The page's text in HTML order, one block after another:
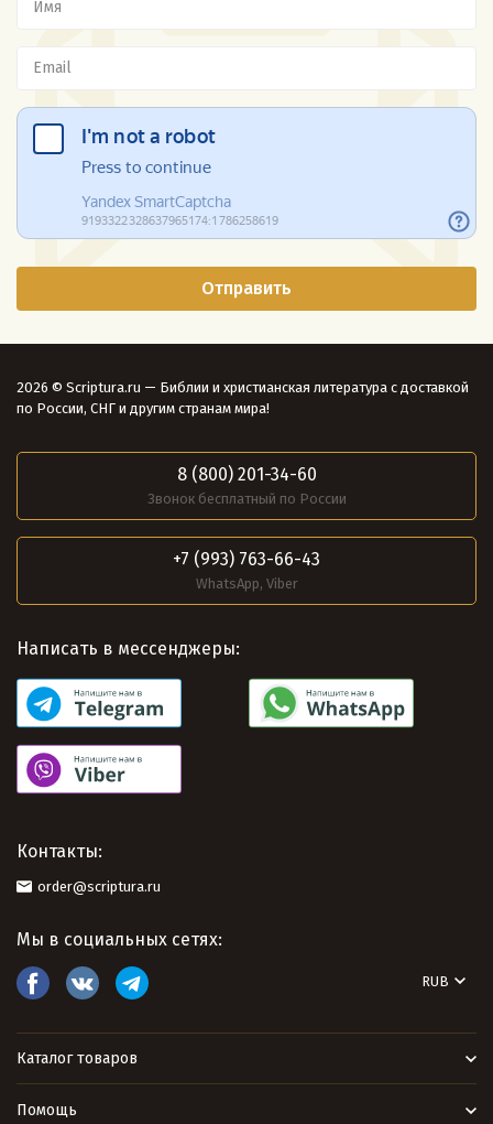
2026 © Scriptura.ru — Библии и христианская литература с доставкой
по России, СНГ и другим странам мира!
8 (800) 201-34-60
Звонок бесплатный по России
+7 (993) 763-66-43
WhatsApp, Viber
Написать в мессенджеры:
Контакты:
order@scriptura.ru
Мы в социальных сетях:
RUB
Каталог товаров
Помощь